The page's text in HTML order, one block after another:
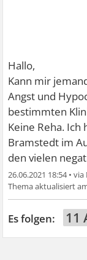
Hallo,
Kann mir
Angst und
bestimmten
Keine Reha. Ich
Bramstedt im
den vielen
26.06.2021 18:54•
11